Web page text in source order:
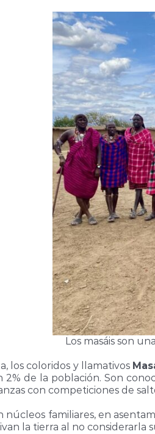
Los masáis son
los coloridos y llamativos
de la población. Son
con competiciones de
núcleos familiares, en
la tierra al no considerarla